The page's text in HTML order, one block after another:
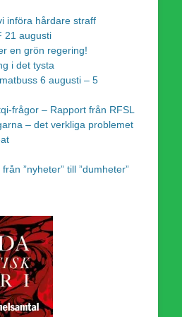
införa hårdare straff
21 augusti
en grön regering!
i det tysta
6 augusti – 5
frågor – Rapport från RFSL
– det verkliga problemet
”nyheter” till ”dumheter”